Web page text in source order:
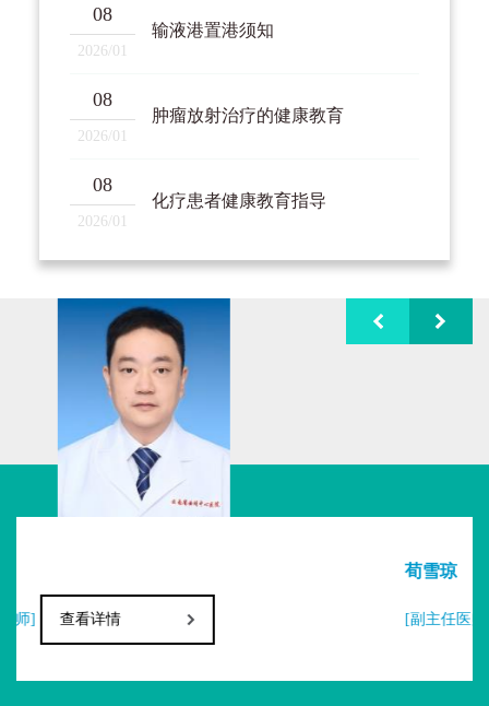
乳腺癌全病程收治管理，同时兼顾乳腺肉
瘤、淋巴瘤等罕见乳腺恶性肿瘤，能为每位
患者定制规范、全程治疗路径。
轴，开展乳腺癌改良根治术、保乳手术、前
放疗“清扫”残余病灶，内分泌治疗针对激素受
体阳性患者精细调药、长期管理，靶向治疗
瞄准 HER-2 等靶点“精准打击”癌细胞，显著
提升患者 5 年、10 年生存率。
2. 乳腺良性疾病微创诊疗集群：微创旋
切术成熟运用，3-5 毫米切口切除乳腺肿物，
日均可完成10台手术，术后当日或次日出
08
2026/01
输液港置港须知
08
2026/01
肿瘤放射治疗的健康教育
08
2026/01
化疗患者健康教育指导
[副主任医师]